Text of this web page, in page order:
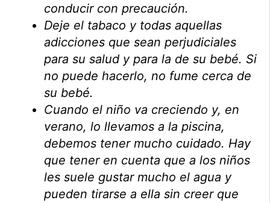
conducir con precaución.
Deje el tabaco y todas aquellas
adicciones que sean perjudiciales
para su salud y para la de su bebé. Si
no puede hacerlo, no fume cerca de
su bebé.
Cuando el niño va creciendo y, en
verano, lo llevamos a la piscina,
debemos tener mucho cuidado. Hay
que tener en cuenta que a los niños
les suele gustar mucho el agua y
pueden tirarse a ella sin creer que